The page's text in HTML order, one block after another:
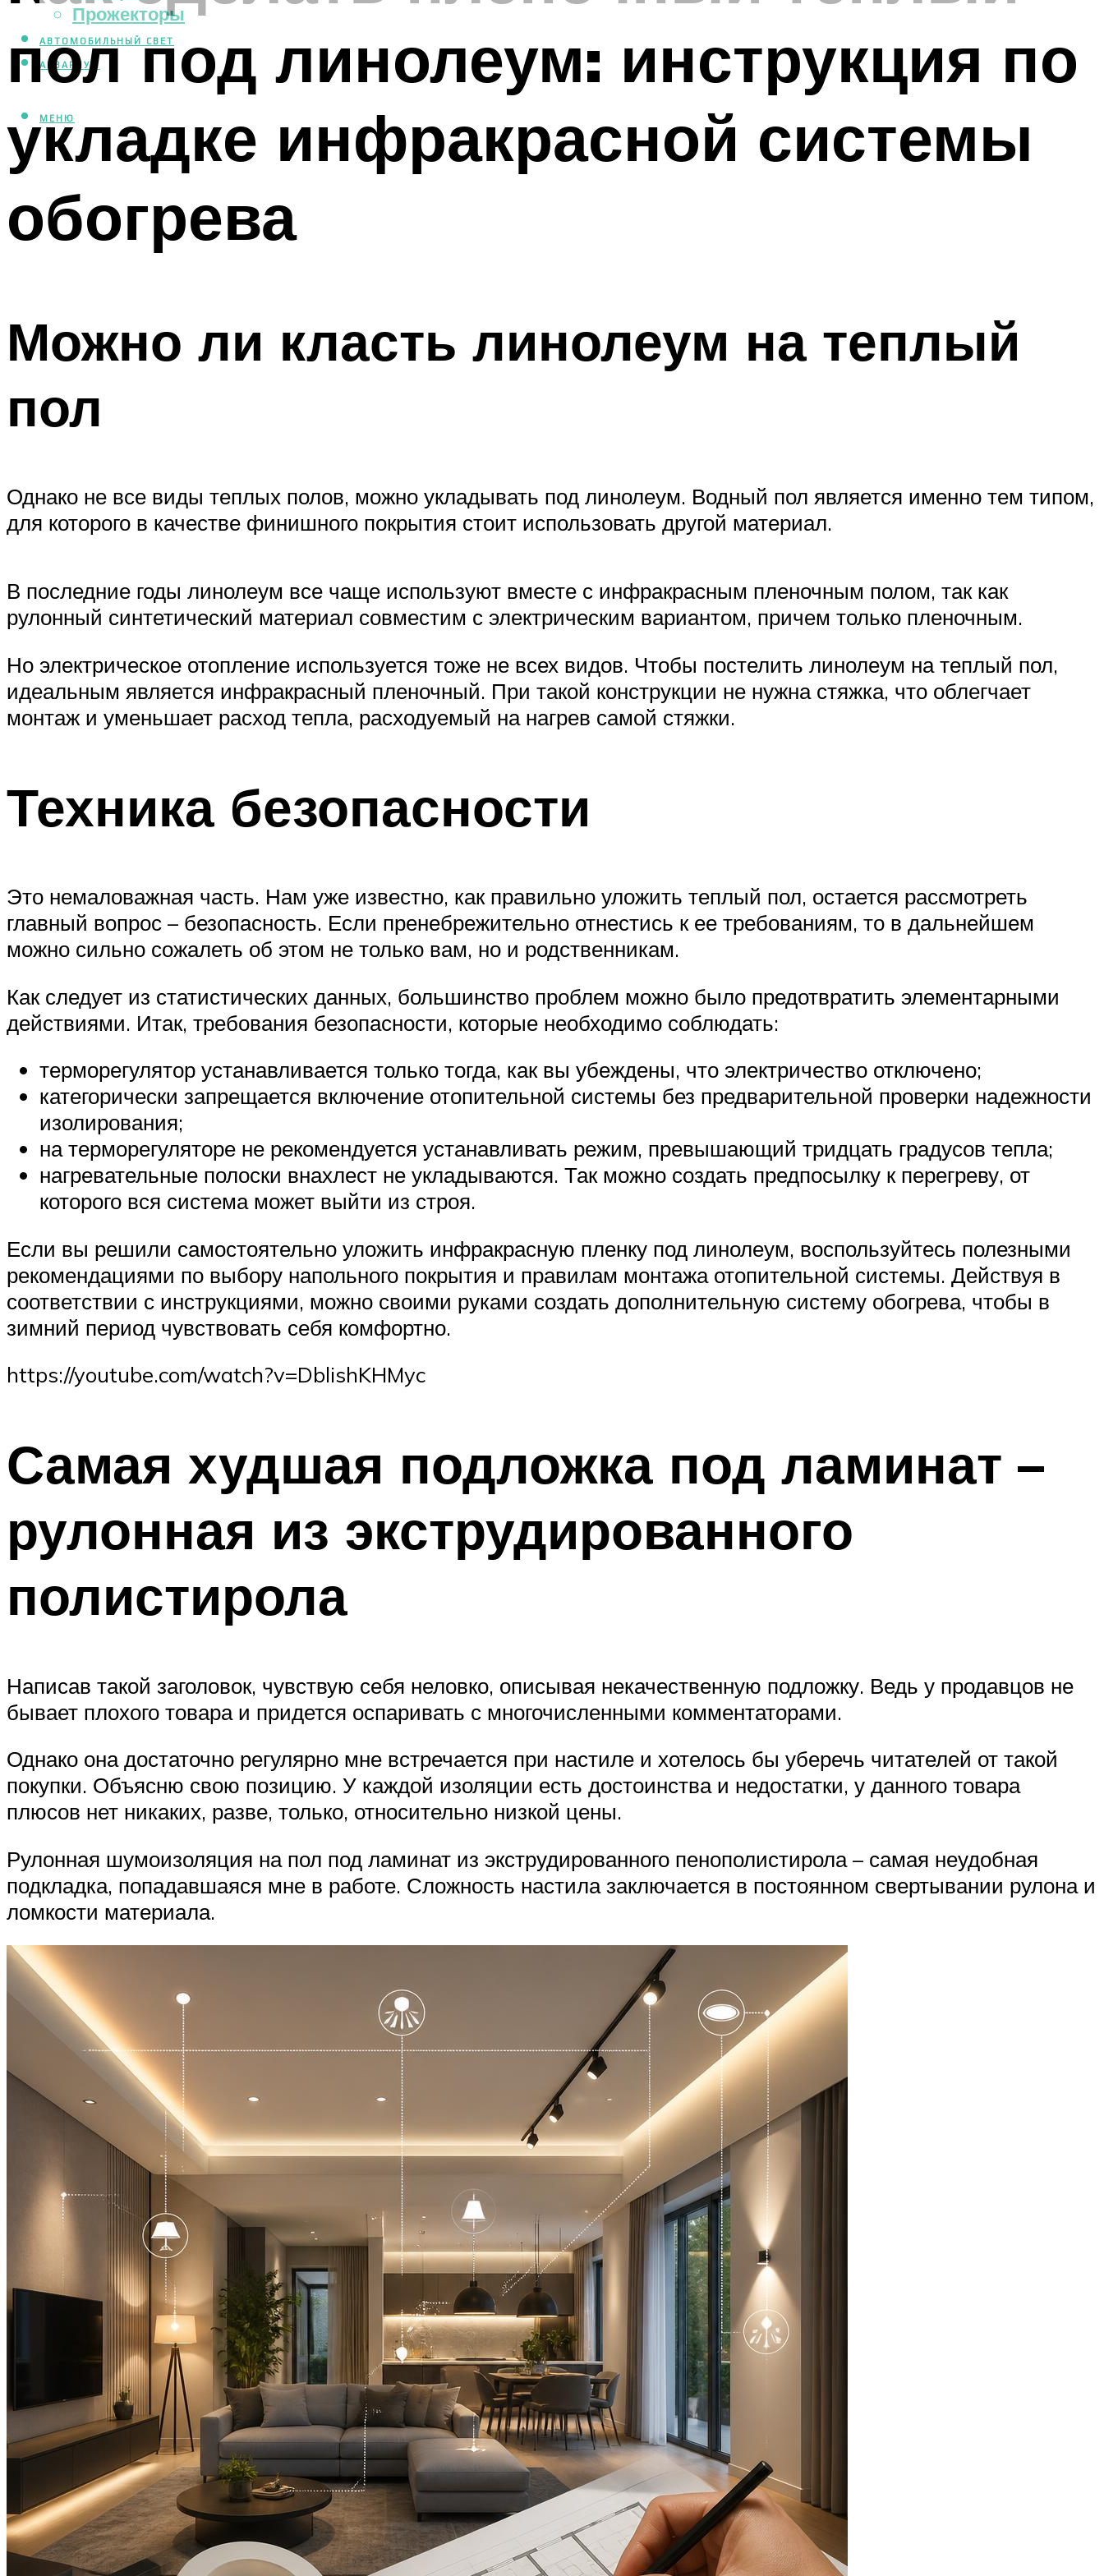
Прожекторы
АВТОМОБИЛЬНЫЙ СВЕТ
АКВАРИУМ
МЕНЮ
пол под линолеум: инструкция по
укладке инфракрасной системы
обогрева
Можно ли класть линолеум на теплый
пол
Однако не все виды теплых полов, можно укладывать под линолеум. Водный пол является именно тем типом,
для которого в качестве финишного покрытия стоит использовать другой материал.
В последние годы линолеум все чаще используют вместе с инфракрасным пленочным полом, так как
рулонный синтетический материал совместим с электрическим вариантом, причем только пленочным.
Но электрическое отопление используется тоже не всех видов. Чтобы постелить линолеум на теплый пол,
идеальным является инфракрасный пленочный. При такой конструкции не нужна стяжка, что облегчает
монтаж и уменьшает расход тепла, расходуемый на нагрев самой стяжки.
Техника безопасности
Это немаловажная часть. Нам уже известно, как правильно уложить теплый пол, остается рассмотреть
главный вопрос – безопасность. Если пренебрежительно отнестись к ее требованиям, то в дальнейшем
можно сильно сожалеть об этом не только вам, но и родственникам.
Как следует из статистических данных, большинство проблем можно было предотвратить элементарными
действиями. Итак, требования безопасности, которые необходимо соблюдать:
терморегулятор устанавливается только тогда, как вы убеждены, что электричество отключено;
категорически запрещается включение отопительной системы без предварительной проверки надежности
изолирования;
на терморегуляторе не рекомендуется устанавливать режим, превышающий тридцать градусов тепла;
нагревательные полоски внахлест не укладываются. Так можно создать предпосылку к перегреву, от
которого вся система может выйти из строя.
Если вы решили самостоятельно уложить инфракрасную пленку под линолеум, воспользуйтесь полезными
рекомендациями по выбору напольного покрытия и правилам монтажа отопительной системы. Действуя в
соответствии с инструкциями, можно своими руками создать дополнительную систему обогрева, чтобы в
зимний период чувствовать себя комфортно.
https://youtube.com/watch?v=DblishKHMyc
Самая худшая подложка под ламинат –
рулонная из экструдированного
полистирола
Написав такой заголовок, чувствую себя неловко, описывая некачественную подложку. Ведь у продавцов не
бывает плохого товара и придется оспаривать с многочисленными комментаторами.
Однако она достаточно регулярно мне встречается при настиле и хотелось бы уберечь читателей от такой
покупки. Объясню свою позицию. У каждой изоляции есть достоинства и недостатки, у данного товара
плюсов нет никаких, разве, только, относительно низкой цены.
Рулонная шумоизоляция на пол под ламинат из экструдированного пенополистирола – самая неудобная
подкладка, попадавшаяся мне в работе. Сложность настила заключается в постоянном свертывании рулона и
ломкости материала.